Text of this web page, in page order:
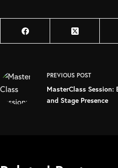
PREVIOUS POST
MasterClass Session:
and Stage Presence